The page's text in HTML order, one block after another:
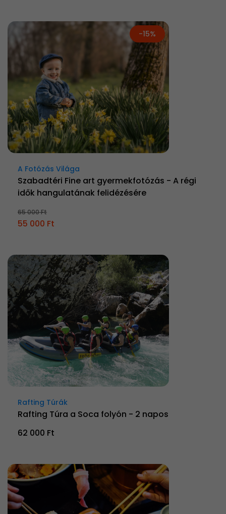
-15%
A Fotózás Világa
Szabadtéri Fine art gyermekfotózás - A régi
idők hangulatának felidézésére
65 000 Ft
55 000 Ft
Rafting Túrák
Rafting Túra a Soca folyón - 2 napos
62 000 Ft